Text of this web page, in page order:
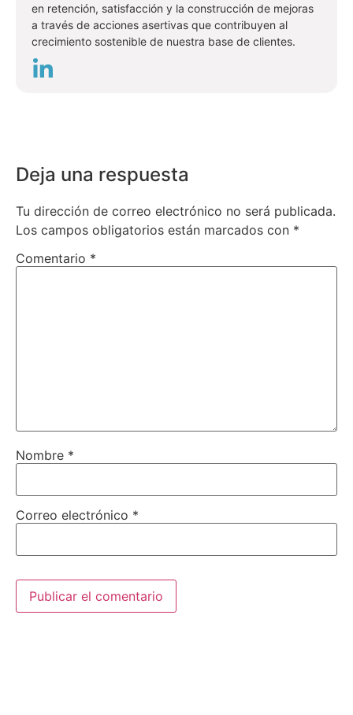
en retención, satisfacción y la construcción de mejoras
a través de acciones asertivas que contribuyen al
crecimiento sostenible de nuestra base de clientes.
Deja una respuesta
Tu dirección de correo electrónico no será publicada.
Los campos obligatorios están marcados con *
Comentario *
Nombre *
Correo electrónico *